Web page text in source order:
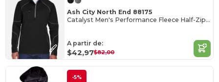
Ash City North End 88175
Catalyst Men's Performance Fleece Half-Zip Top
A partir de:
$42,97$82,00
-5%